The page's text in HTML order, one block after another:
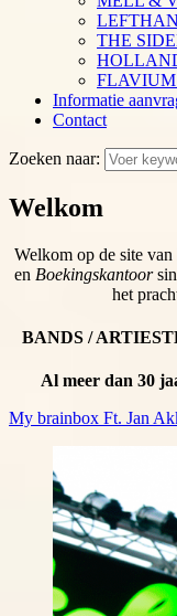
THE
FLAVIUM
Informatie
Contact
Zoeken naar:
Welkom
Welkom op de site
en Boekingskantoor
het
BANDS /
Al meer dan 30
My brainbox Ft. Jan